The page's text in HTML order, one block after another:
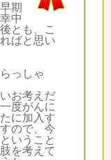
期
中
とも、こ
ばと思い
っしゃ
お考えだ
度がんに
に加入す
ので、今
いうこと
を考えて